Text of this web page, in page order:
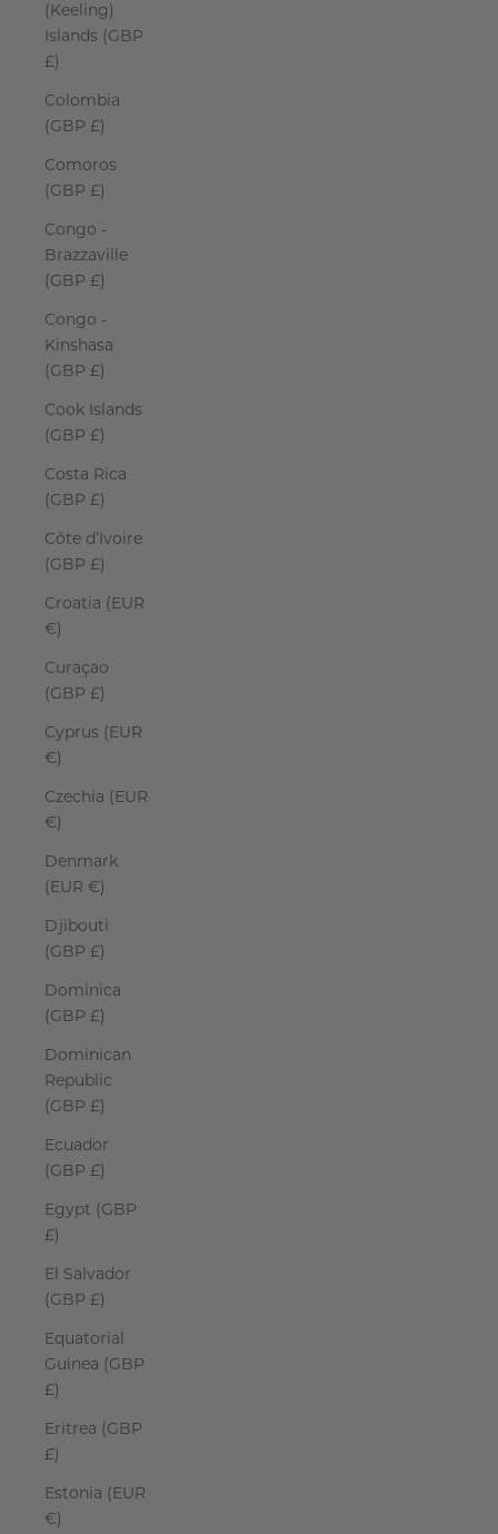
(Keeling)
Islands (GBP
£)
Colombia
(GBP £)
Comoros
(GBP £)
Congo -
Brazzaville
(GBP £)
Congo -
Kinshasa
(GBP £)
Cook Islands
(GBP £)
Costa Rica
(GBP £)
Côte d’Ivoire
(GBP £)
Croatia (EUR
€)
Curaçao
(GBP £)
Cyprus (EUR
€)
Czechia (EUR
€)
Denmark
(EUR €)
Djibouti
(GBP £)
Dominica
(GBP £)
Dominican
Republic
(GBP £)
Ecuador
(GBP £)
Egypt (GBP
£)
El Salvador
(GBP £)
Equatorial
Guinea (GBP
£)
Eritrea (GBP
£)
Estonia (EUR
€)